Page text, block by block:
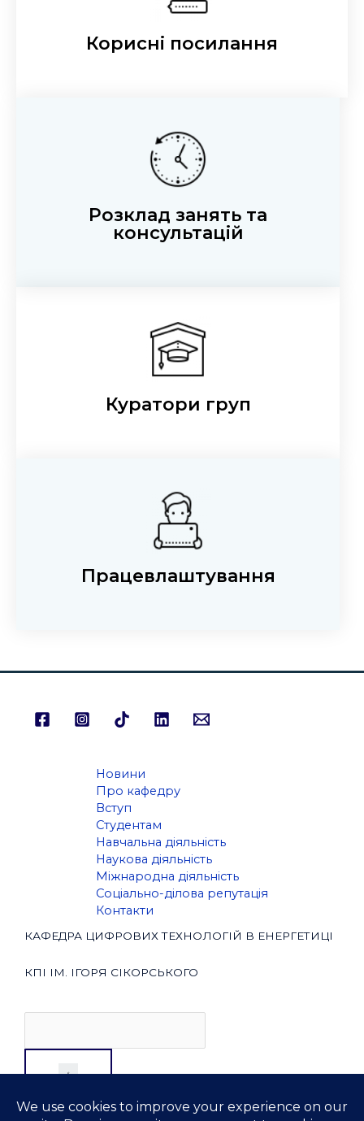
Корисні посилання
Розклад занять та
консультацій
Куратори груп
Працевлаштування
Новини
Про кафедру
Вступ
Студентам
Навчальна діяльність
Наукова діяльність
Міжнародна діяльність
Соціально-ділова репутація
Контакти
КАФЕДРА ЦИФРОВИХ ТЕХНОЛОГІЙ В ЕНЕРГЕТИЦІ
КПІ ІМ. ІГОРЯ СІКОРСЬКОГО